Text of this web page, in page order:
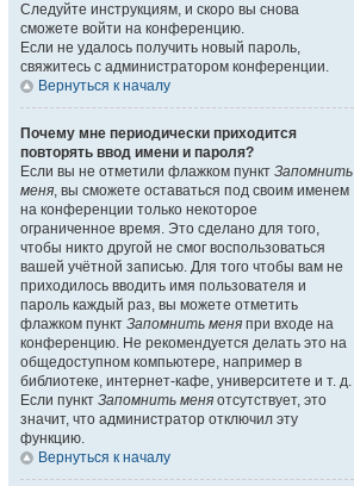
Следуйте инструкциям, и скоро вы снова
сможете войти на конференцию.
Если не удалось получить новый пароль,
свяжитесь с администратором конференции.
Вернуться к началу
Почему мне периодически приходится
повторять ввод имени и пароля?
Если вы не отметили флажком пункт Запомнить
меня, вы сможете оставаться под своим именем
на конференции только некоторое
ограниченное время. Это сделано для того,
чтобы никто другой не смог воспользоваться
вашей учётной записью. Для того чтобы вам не
приходилось вводить имя пользователя и
пароль каждый раз, вы можете отметить
флажком пункт Запомнить меня при входе на
конференцию. Не рекомендуется делать это на
общедоступном компьютере, например в
библиотеке, интернет-кафе, университете и т. д.
Если пункт Запомнить меня отсутствует, это
значит, что администратор отключил эту
функцию.
Вернуться к началу